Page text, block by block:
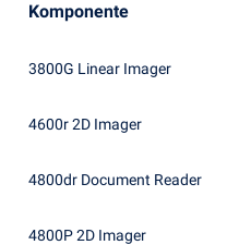
Komponente
3800G Linear Imager
4600r 2D Imager
4800dr Document Reader
4800P 2D Imager